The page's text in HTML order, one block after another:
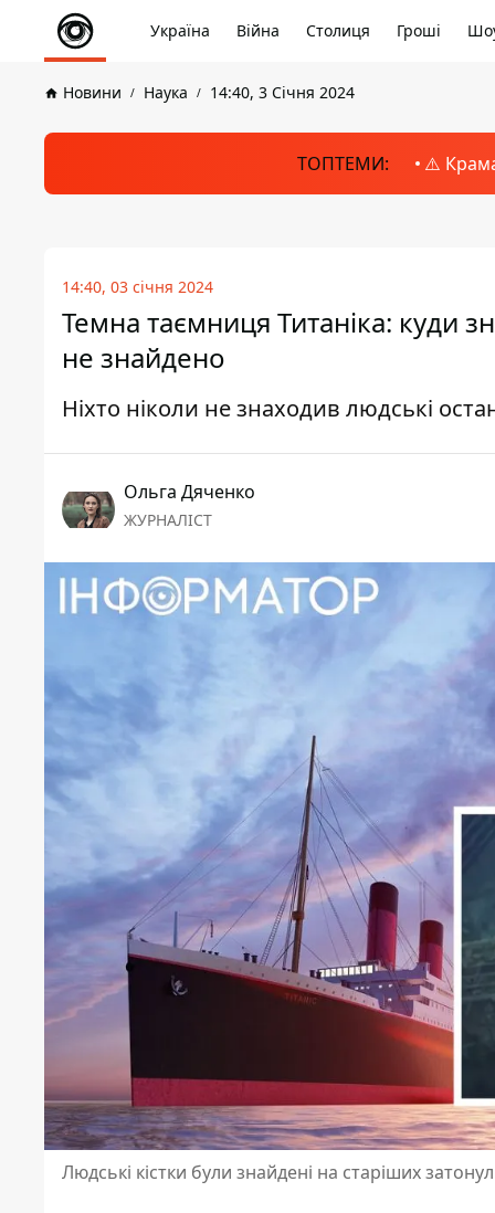
Україна Війна Столиця Гроші
Новини Наука 14:40, 3 Січня 2024
ТОПТЕМИ: ⚠️
14:40, 03 січня 2024
Темна таємниця Титаніка: куди
не знайдено
Ніхто ніколи не знаходив людські
Ольга Дяченко
ЖУРНАЛІСТ
Людські кістки були знайдені на старіших